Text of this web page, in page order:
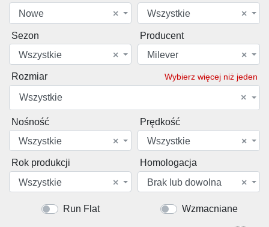
×
Nowe
×
Wszystkie
Sezon
×
Wszystkie
Producent
×
Milever
Rozmiar Wybierz więcej niż jeden
×
Wszystkie
Nośność
×
Wszystkie
Prędkość
×
Wszystkie
Rok produkcji
×
Wszystkie
Homologacja
×
Brak lub dowolna
Run Flat Wzmacniane